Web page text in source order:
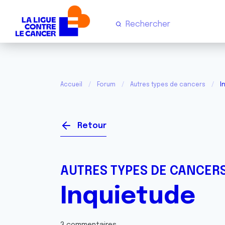
Accueil Forum Autres types de cancers
Retour
AUTRES TYPES DE
Inquietude